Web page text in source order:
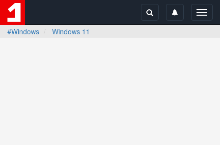
#Windows
Windows 11